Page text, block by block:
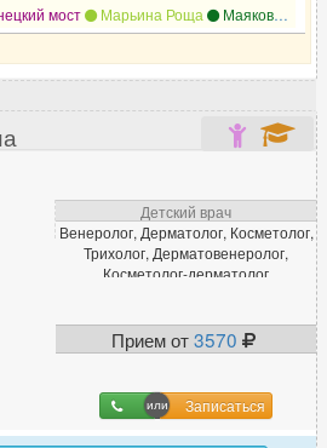
мост Марьина Роща Маяковская
Детский врач
Венеролог, Дерматолог, Косметолог,
Трихолог, Дерматовенеролог,
Косметолог-дерматолог
Прием от3570
Записаться